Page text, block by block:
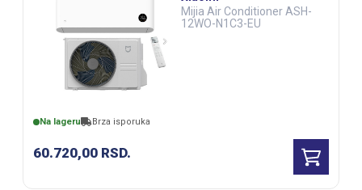
Na lageru Brza isporuka
60.720,00 RSD.
Mijia Air Conditioner ASH-
12WO-N1C3-EU